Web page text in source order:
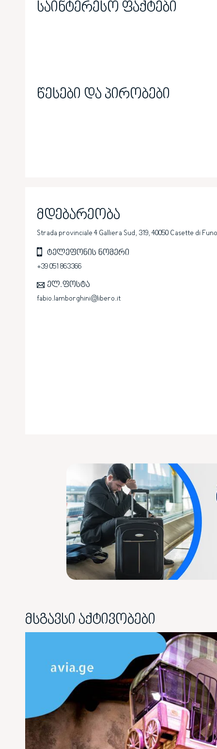
საინტერესო ფაქტები
წესები და პირობები
მდებარეობა
Strada provinciale 4 Galliera Sud, 319, 40050 Casette di
ტელეფონის ნომერი
+39 051 863366
ელ.ფოსტა
fabio.lamborghini@libero.it
მსგავსი აქტივობები